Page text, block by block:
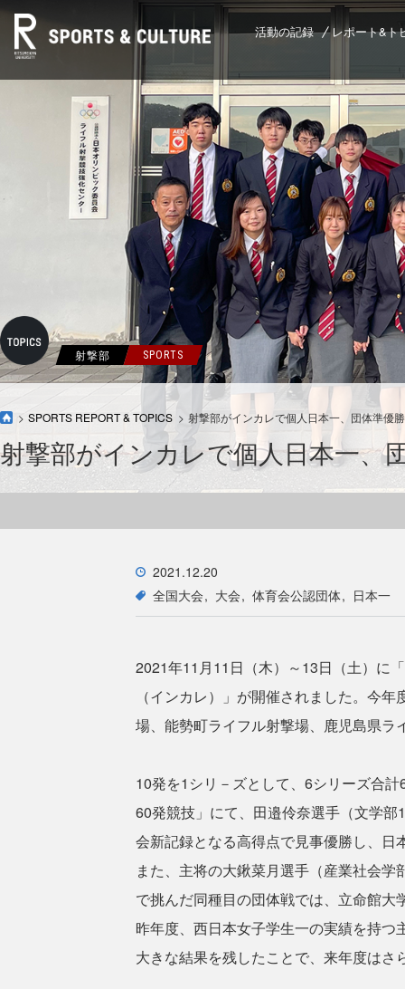
活動の記録 レポート&ト
射撃部 SPORTS
SPORTS REPORT & TOPICS 射撃部がインカレで個人日本一、団体準優勝
射撃部がインカレで個人日本一、
2021.12.20
全国大会
大会 体育会公認団体 日本一
2021年11月11日（木）～13日（土）に
（インカレ）」が開催されました。今
場、能勢町ライフル射撃場、鹿児島県
10発を1シリ－ズとして、6シリーズ合
60発競技」にて、田邉伶奈選手（文学
会新記録となる高得点で見事優勝し、日
また、主将の大鍬菜月選手（産業社会
で挑んだ同種目の団体戦では、立命館大
昨年度、西日本女子学生一の実績を持
大きな結果を残したことで、来年度はさ